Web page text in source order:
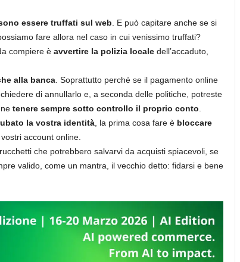
essere truffati sul web . E può capitare anche se si
fare allora nel caso in cui venissimo truffati?
compiere è avvertire la polizia localedell’accaduto,
alla banca. Soprattutto perché se il pagamento online
di annullarlo e, a seconda delle politiche, potreste
tenere sempre sotto controllo il proprio conto
la vostra identità, la prima cosa fare è bloccare
account online.
che potrebbero salvarvi da acquisti spiacevoli, se
valido, come un mantra, il vecchio detto: fidarsi e bene